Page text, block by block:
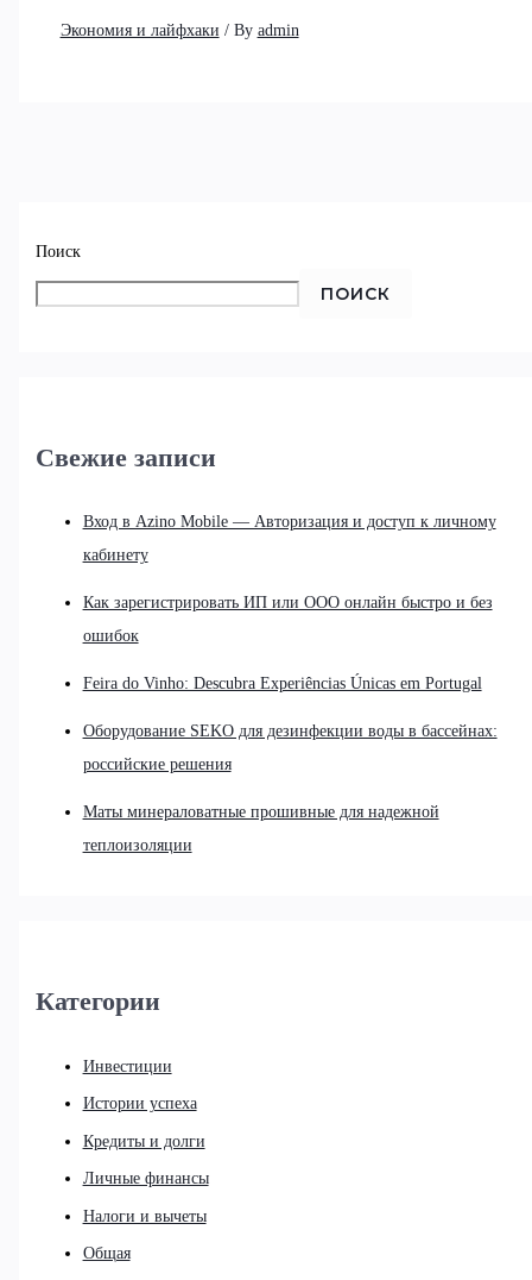
Поиск
ПОИСК
Свежие записи
Вход в Azino Mobile — Авторизация и доступ к личному
кабинету
Как зарегистрировать ИП или ООО онлайн быстро и без
ошибок
Feira do Vinho: Descubra Experiências Únicas em Portugal
Оборудование SEKO для дезинфекции воды в бассейнах:
российские решения
Маты минераловатные прошивные для надежной
теплоизоляции
Категории
Инвестиции
Истории успеха
Кредиты и долги
Личные финансы
Налоги и вычеты
Общая
Экономия и лайфхаки / By admin